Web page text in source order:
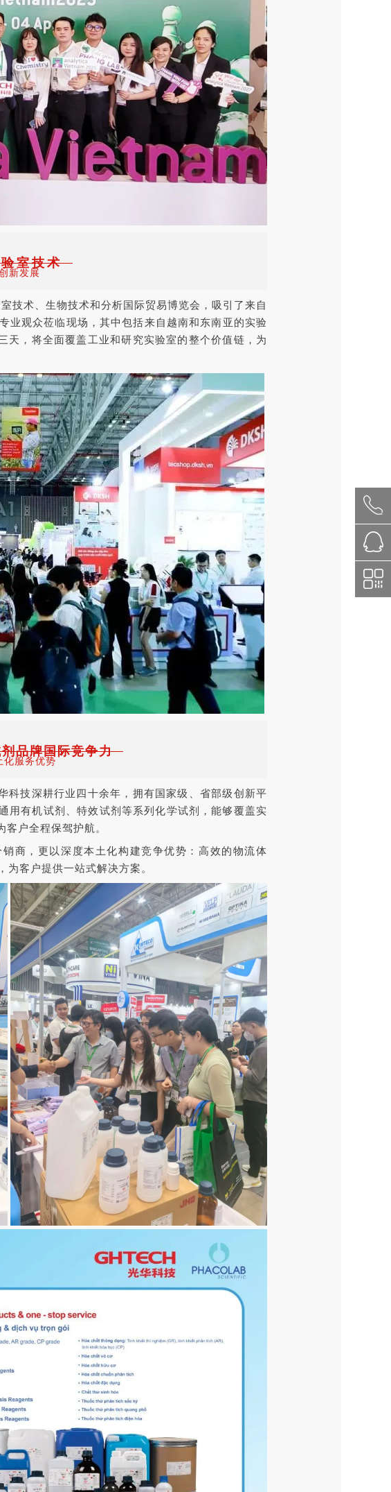
室技术
新发展
技术、生物技术和分析国际贸易博览会，吸引了来自
业观众莅临现场，其中包括来自越南和东南亚的实验
天，将全面覆盖工业和研究实验室的整个价值链，为
品牌国际竞争力
化服务优势
科技深耕行业四十余年，拥有国家级、省部级创新平
用有机试剂、特效试剂等系列化学试剂，能够覆盖实
户全程保驾护航。
商，更以深度本土化构建竞争优势：高效的物流体
客户提供一站式解决方案。